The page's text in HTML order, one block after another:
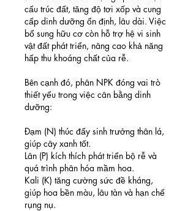
cấu trúc đất, tăng độ tơi xốp và cung
cấp dinh dưỡng ổn định, lâu dài. Việc
bổ sung hữu cơ còn hỗ trợ hệ vi sinh
vật đất phát triển, nâng cao khả năng
hấp thu khoáng chất của rễ.
Bên cạnh đó, phân NPK đóng vai trò
thiết yếu trong việc cân bằng dinh
dưỡng:
Đạm (N) thúc đẩy sinh trưởng thân lá,
giúp cây xanh tốt.
Lân (P) kích thích phát triển bộ rễ và
quá trình phân hóa mầm hoa.
Kali (K) tăng cường sức đề kháng,
giúp hoa bền màu, lâu tàn và hạn chế
rụng nụ.